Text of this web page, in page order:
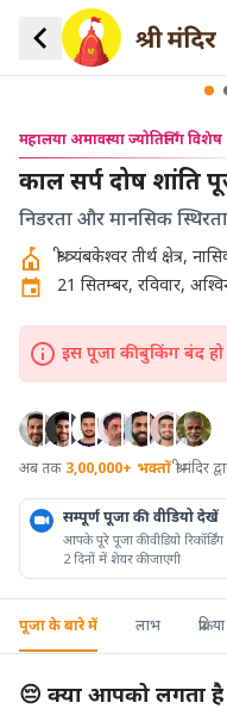
महालया अमावस्या ज्योतिर्लिंग विशेष
काल सर्प दोष शांति
निडरता और मानसिक
श्री त्र्यंबकेश्वर तीर्थ क्षेत्र,
21 सितम्बर, रविवार,
इस पूजा की बुकिंग बंद
अब तक 3,00,000+ भक्तों श्री
सम्पूर्ण पूजा की वीडियो देखें
आपके पूरे पूजा की वीडियो रिकॉर्डिंग
2 दिनों में शेयर की जाएगी
पूजा के बारे में लाभ प्रक्रिया
😔 क्या आपको लगता है